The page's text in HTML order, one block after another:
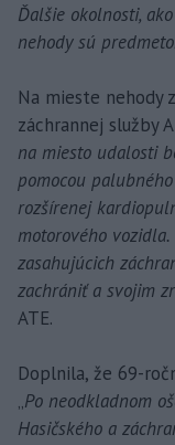
Ďalšie okolnosti,
nehody sú
Na mieste nehody
záchrannej služby
na miesto udalosti
pomocou
rozšírenej
motorového
zasahujúcich
zachrániť a svojim
ATE.
Doplnila, že 69-
„Po neodkladnom
Hasičského a